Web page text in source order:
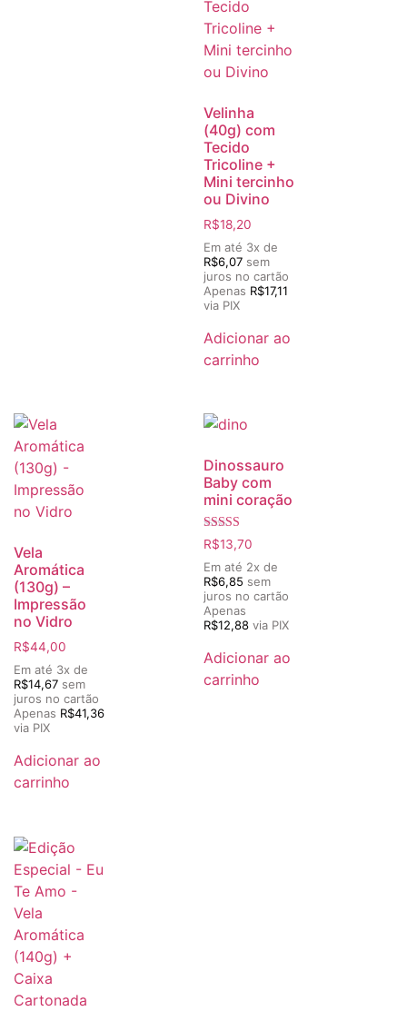
Velinha
(40g) com
Tecido
Tricoline +
Mini tercinho
ou Divino
R$18,20
Em até 3x de
R$6,07 sem
juros no cartão
Apenas R$17,11
via PIX
Adicionar ao
carrinho
Vela
Aromática
(130g) –
Impressão
no Vidro
R$44,00
Em até 3x de
R$14,67 sem
juros no cartão
Apenas R$41,36
via PIX
Adicionar ao
carrinho
Dinossauro
Baby com
mini coração
Avaliação
5.00
de 5
R$13,70
Em até 2x de
R$6,85 sem
juros no cartão
Apenas
R$12,88 via PIX
Adicionar ao
carrinho